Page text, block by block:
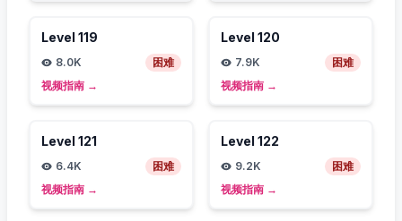
Level 119
8.0K
困难
视频指南 →
Level 120
7.9K
困难
视频指南 →
Level 121
6.4K
困难
视频指南 →
Level 122
9.2K
困难
视频指南 →